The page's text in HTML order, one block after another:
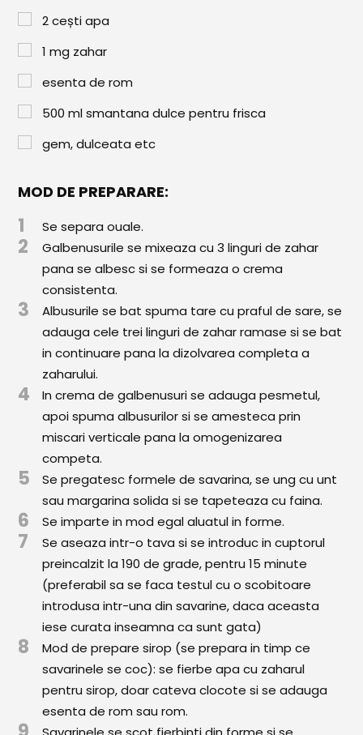
Paste & Risotto
Patiserie
Aluaturi Dulci
Aluaturi Sărate
Pizza
Salate
Sandwichuri și Wraps
Supe și Ciorbe
Rețete Video
Comunitatea
iCooking
Librărie
Adaugă o rețetă
Cum adăugăm o rețetă
Regulament de postare
CONCURS
2 cești apa
1 mg zahar
esenta de rom
500 ml smantana dulce pentru frisca
gem, dulceata etc
MOD DE PREPARARE:
1 Se separa ouale.
2
Galbenusurile se mixeaza cu 3 linguri de zahar
pana se albesc si se formeaza o crema
consistenta.
3
Albusurile se bat spuma tare cu praful de sare, se
adauga cele trei linguri de zahar ramase si se bat
in continuare pana la dizolvarea completa a
zaharului.
4
In crema de galbenusuri se adauga pesmetul,
apoi spuma albusurilor si se amesteca prin
miscari verticale pana la omogenizarea
competa.
5
Se pregatesc formele de savarina, se ung cu unt
sau margarina solida si se tapeteaza cu faina.
6 Se imparte in mod egal aluatul in forme.
7
Se aseaza intr-o tava si se introduc in cuptorul
preincalzit la 190 de grade, pentru 15 minute
(preferabil sa se faca testul cu o scobitoare
introdusa intr-una din savarine, daca aceasta
iese curata inseamna ca sunt gata)
8
Mod de prepare sirop (se prepara in timp ce
savarinele se coc): se fierbe apa cu zaharul
pentru sirop, doar cateva clocote si se adauga
esenta de rom sau rom.